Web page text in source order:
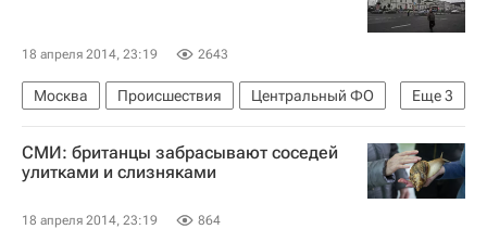
18 апреля 2014, 23:19 2643
Еще3
Москва Происшествия
Центральный ФО
Весь мир
Европа Россия
СМИ: британцы забрасывают соседей
улитками и слизняками
18 апреля 2014, 23:19 864